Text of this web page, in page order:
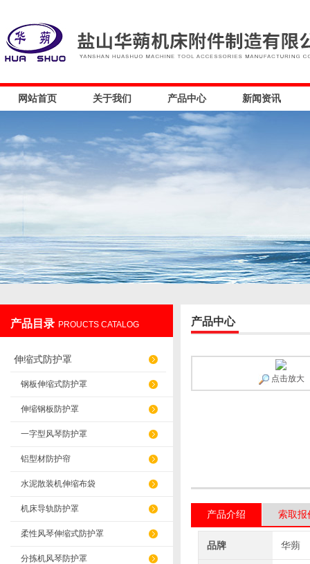
网站首页 关于我们 产品中心 新闻资讯
产品目录 PROUCTS CATALOG
伸缩式防护罩
钢板伸缩式防护罩
伸缩钢板防护罩
一字型风琴防护罩
铝型材防护帘
水泥散装机伸缩布袋
机床导轨防护罩
柔性风琴伸缩式防护罩
分拣机风琴防护罩
产品中心
点击放大
产品介绍 索取报
品牌 华蒴